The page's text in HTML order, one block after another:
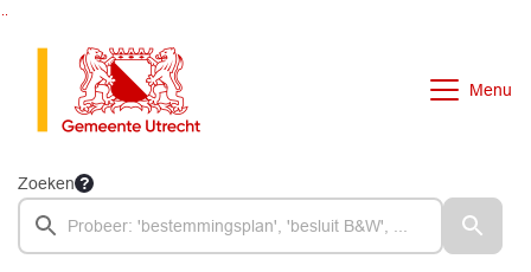
Menu
Zoeken